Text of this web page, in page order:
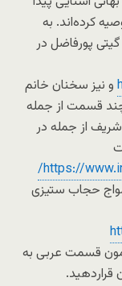
کرده‌اند. به
پورفاضل در
و نیز سخنان خانم
چند قسمت از جمله
شریف از جمله در
https://
حجاب ستیزی
حدود و احکام، ص ۱۹۱. مضمون قسمت عربی به
قراردهید.